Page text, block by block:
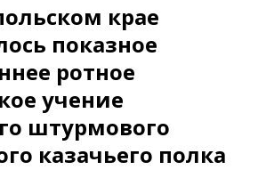
крае
показное
ротное
учение
штурмового
казачьего полка